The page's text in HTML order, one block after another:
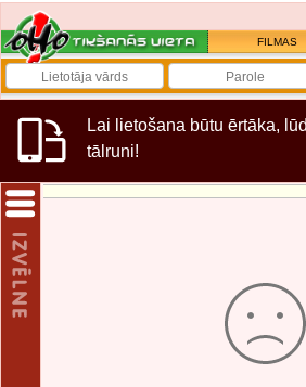
FILMAS
Lai lietošana būtu ērtāka,
tālruni!